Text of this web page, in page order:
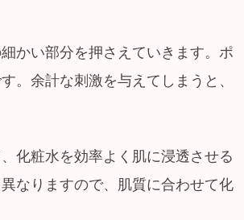
かい部分を押さえていきます。ポ
。余計な刺激を与えてしまうと、
化粧水を効率よく肌に浸透させる
なりますので、肌質に合わせて化